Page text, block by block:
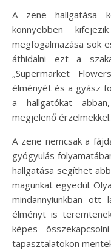
A zene hallgatása
könnyebben
megfogalmazása sok
áthidalni ezt a
„Supermarket
élményét és a gyász
a hallgatókat
megjelenő érzelmekkel.
A zene nemcsak a
gyógyulás
hallgatása segíthet
magunkat egyedül.
mindannyiunkban ott
élményt is
képes
tapasztalatokon